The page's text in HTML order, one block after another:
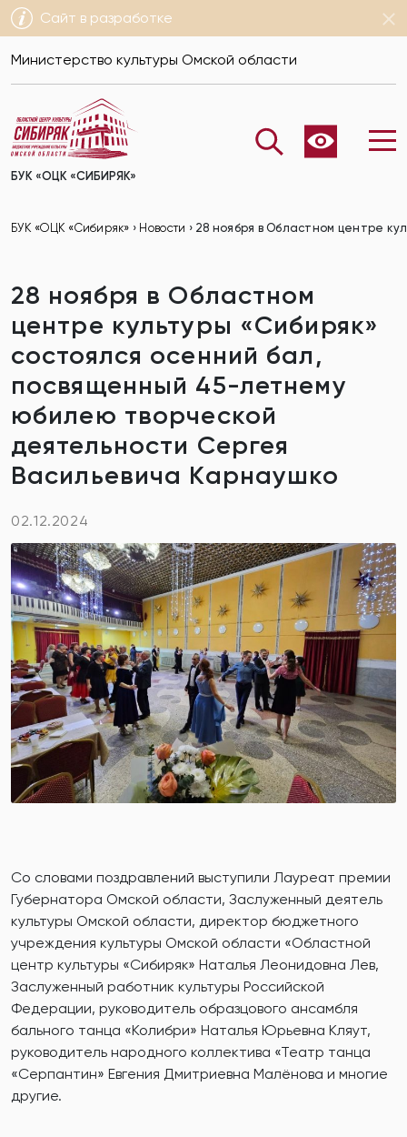
Сайт в разработке
Министерство культуры Омской области
БУК «ОЦК «СИБИРЯК»
БУК «ОЦК «Сибиряк» › Новости › 28 ноября в Областном центре
28 ноября в Областном
центре культуры «Сибиряк»
состоялся осенний бал,
посвященный 45-летнему
юбилею творческой
деятельности Сергея
Васильевича Карнаушко
02.12.2024
Со словами поздравлений выступили Лауреат премии
Губернатора Омской области, Заслуженный деятель
культуры Омской области, директор бюджетного
учреждения культуры Омской области «Областной
центр культуры «Сибиряк» Наталья Леонидовна Лев,
Заслуженный работник культуры Российской
Федерации, руководитель образцового ансамбля
бального танца «Колибри» Наталья Юрьевна Кляут,
руководитель народного коллектива «Театр танца
«Серпантин» Евгения Дмитриевна Малёнова и многие
другие.